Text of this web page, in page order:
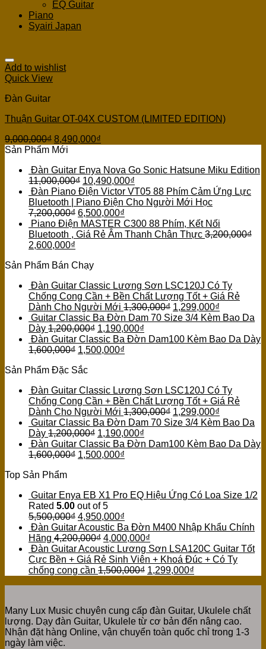
EQ Guitar
Piano
Syairi Japan
Add to wishlist
Quick View
Đàn Guitar
Thuận Guitar OT-04X CUSTOM (LIMITED EDITION)
9,000,000₫ 8,490,000₫
Sản Phẩm Mới
Đàn Guitar Enya Nova Go Sonic Hatsune Miku Edition
11,000,000₫ 10,490,000₫
Đàn Piano Điện Victor VT05 88 Phím Cảm Ứng Lực
Bluetooth | Piano Điện Cho Người Mới Học
7,200,000₫ 6,500,000₫
Piano Điện MASTER C300 88 Phím, Kết Nối
Bluetooth , Giá Rẻ Âm Thanh Chân Thực 3,200,000₫
2,600,000₫
Sản Phẩm Bán Chạy
Đàn Guitar Classic Lương Sơn LSC120J Có Ty
Chống Cong Cần + Bền Chất Lượng Tốt + Giá Rẻ
Dành Cho Người Mới 1,300,000₫ 1,299,000₫
Guitar Classic Ba Đờn Dam 70 Size 3/4 Kèm Bao Da
Dày 1,200,000₫ 1,190,000₫
Đàn Guitar Classic Ba Đờn Dam100 Kèm Bao Da Dày
1,600,000₫ 1,500,000₫
Sản Phẩm Đặc Sắc
Đàn Guitar Classic Lương Sơn LSC120J Có Ty
Chống Cong Cần + Bền Chất Lượng Tốt + Giá Rẻ
Dành Cho Người Mới 1,300,000₫ 1,299,000₫
Guitar Classic Ba Đờn Dam 70 Size 3/4 Kèm Bao Da
Dày 1,200,000₫ 1,190,000₫
Đàn Guitar Classic Ba Đờn Dam100 Kèm Bao Da Dày
1,600,000₫ 1,500,000₫
Top Sản Phẩm
Guitar Enya EB X1 Pro EQ Hiệu Ứng Có Loa Size 1/2
Rated 5.00 out of 5
5,500,000₫ 4,950,000₫
Đàn Guitar Acoustic Ba Đờn M400 Nhập Khẩu Chính
Hãng 4,200,000₫ 4,000,000₫
Đàn Guitar Acoustic Lương Sơn LSA120C Guitar Tốt
Cực Bền + Giá Rẻ Sinh Viên + Khoá Đúc + Có Ty
chống cong cần 1,500,000₫ 1,299,000₫
Many Lux Music chuyên cung cấp đàn Guitar, Ukulele chất
lượng. Dạy đàn Guitar, Ukulele từ cơ bản đến nâng cao.
Nhận đặt hàng Online, vận chuyển toàn quốc chỉ trong 1-3
ngày làm việc.